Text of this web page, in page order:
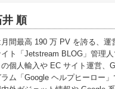
順
間最高 190 万 PV を誇る、運
ト「Jetstream BLOG」管理
の個人輸入や EC サイト運営、
ム「Google ヘルプヒーロー